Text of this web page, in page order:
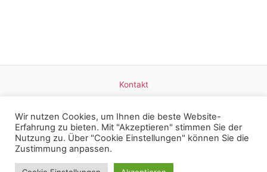
Kontakt
Impressum
Wir nutzen Cookies, um Ihnen die beste Website-
Erfahrung zu bieten. Mit "Akzeptieren" stimmen Sie der
Nutzung zu. Über "Cookie Einstellungen" können Sie die
Zustimmung anpassen.